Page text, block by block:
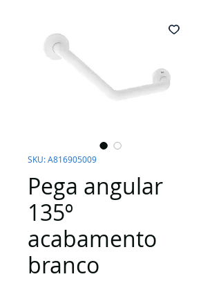
SKU: A816905009
Pega angular
135º
acabamento
branco